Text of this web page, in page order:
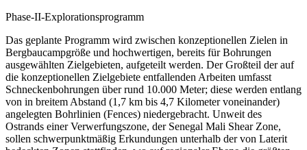
Phase-II-Explorationsprogramm
Das geplante Programm wird zwischen konzeptionellen Zielen in
Bergbaucampgröße und hochwertigen, bereits für Bohrungen
ausgewählten Zielgebieten, aufgeteilt werden. Der Großteil der auf
die konzeptionellen Zielgebiete entfallenden Arbeiten umfasst
Schneckenbohrungen über rund 10.000 Meter; diese werden entlang
von in breitem Abstand (1,7 km bis 4,7 Kilometer voneinander)
angelegten Bohrlinien (Fences) niedergebracht. Unweit des
Ostrands einer Verwerfungszone, der Senegal Mali Shear Zone,
sollen schwerpunktmäßig Erkundungen unterhalb der von Laterit